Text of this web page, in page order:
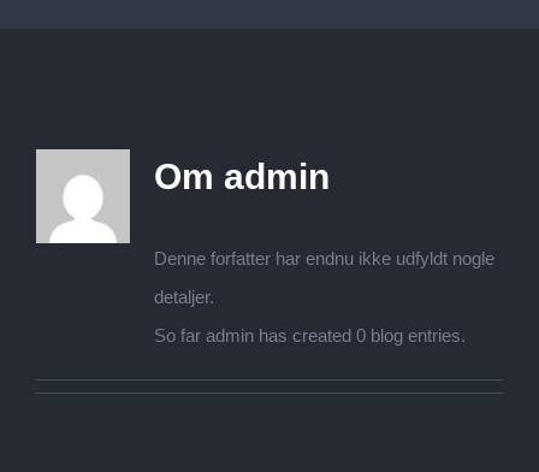
Om admin
Denne forfatter har endnu ikke udfyldt nogle
detaljer.
So far admin has created 0 blog entries.